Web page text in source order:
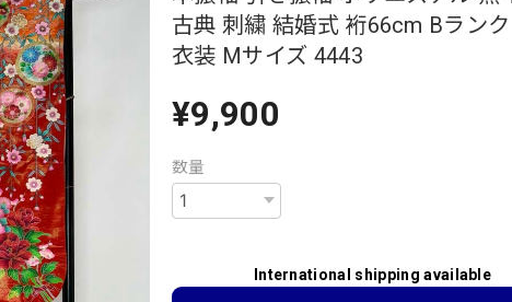
古典 刺繍 結婚式 裄66cm Bラン
衣装 Mサイズ 4443
¥9,900
数量
International shipping available